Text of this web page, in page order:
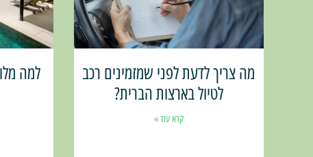
מה צריך לדעת לפני שמזמינים רכב
לטיול בארצות הברית?
קרא עוד »
למה